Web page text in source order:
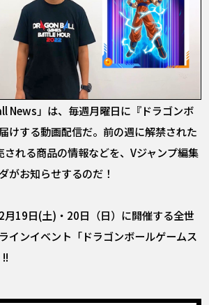
FR DE ES
News」は、毎週月曜日に『ドラゴンボ
けする動画配信だ。前の週に解禁された
れる商品の情報などを、Vジャンプ編集
がお知らせするのだ！
月19日(土)・20日（日）に開催する全世
インイベント「ドラゴンボールゲームス